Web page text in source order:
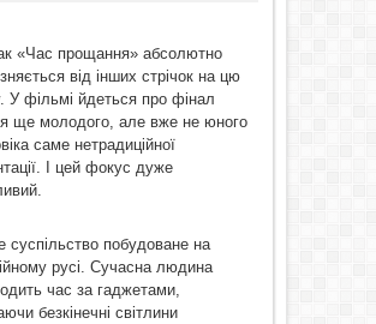
«Час прощання» абсолютно
від інших стрічок на цю
У фільмі йдеться про фінал
ще молодого, але вже не юного
саме нетрадиційної
І цей фокус дуже
суспільство побудоване на
русі. Сучасна людина
час за гаджетами,
безкінечні світлини